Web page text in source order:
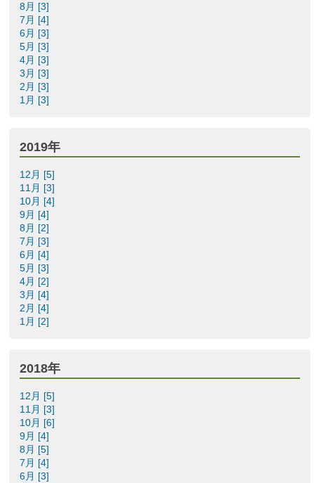
8月 [3]
7月 [4]
6月 [3]
5月 [3]
4月 [3]
3月 [3]
2月 [3]
1月 [3]
2019年
12月 [5]
11月 [3]
10月 [4]
9月 [4]
8月 [2]
7月 [3]
6月 [4]
5月 [3]
4月 [2]
3月 [4]
2月 [4]
1月 [2]
2018年
12月 [5]
11月 [3]
10月 [6]
9月 [4]
8月 [5]
7月 [4]
6月 [3]